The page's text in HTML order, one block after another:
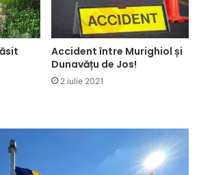
Accident între Murighiol și
Dunavățu de Jos!
2 iulie 2021